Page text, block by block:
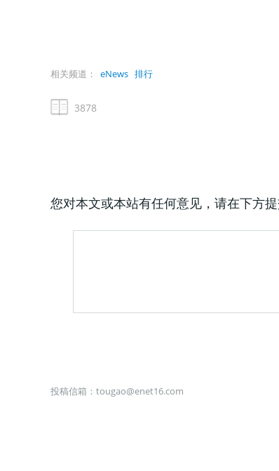
相关频道： eNews 排行
3878
您对本文或本站有任何意见，请在下方提
投稿信箱： tougao@enet16.com